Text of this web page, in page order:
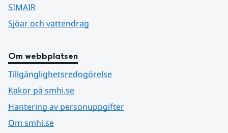
SIMAIR
Sjöar och vattendrag
Om webbplatsen
Tillgänglighetsredogörelse
Kakor på smhi.se
Hantering av personuppgifter
Om smhi.se